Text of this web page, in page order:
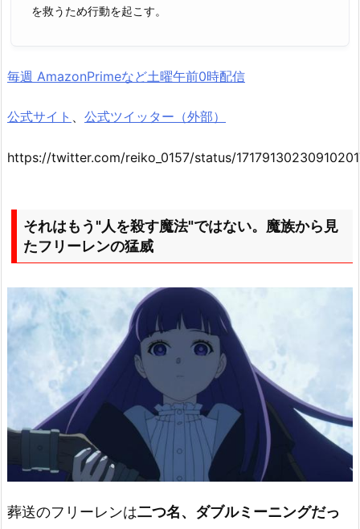
を救うため行動を起こす。
毎週 AmazonPrimeなど土曜午前0時配信
公式サイト 、 公式ツイッター（外部）
https://twitter.com/reiko_0157/status/
それはもう"人を殺す魔法"ではない。魔族から見
たフリーレンの猛威
葬送のフリーレンは二つ名、ダブルミーニングだっ